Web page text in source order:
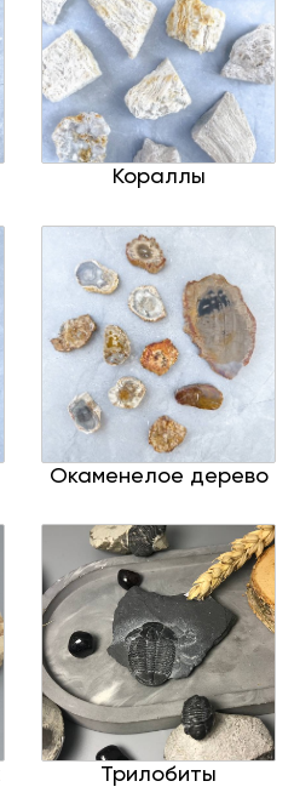
Кораллы
Окаменелое дерево
Трилобиты